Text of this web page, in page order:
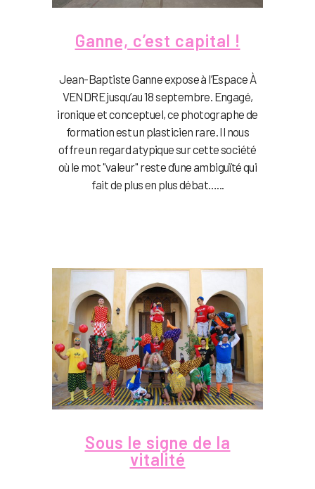
Ganne, c’est capital !
Jean-Baptiste Ganne expose à l’Espace À
VENDRE jusqu’au 18 septembre. Engagé,
ironique et conceptuel, ce photographe de
formation est un plasticien rare. Il nous
offre un regard atypique sur cette société
où le mot "valeur" reste d’une ambiguïté qui
fait de plus en plus débat…...
Sous le signe de la
vitalité